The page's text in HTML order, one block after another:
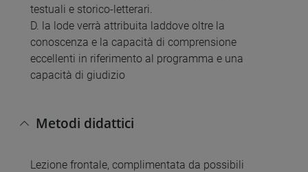
testuali e storico-letterari.
D. la lode verrà attribuita laddove oltre la
conoscenza e la capacità di comprensione
eccellenti in riferimento al programma e una
capacità di giudizio
Metodi didattici
Lezione frontale, complimentata da possibili